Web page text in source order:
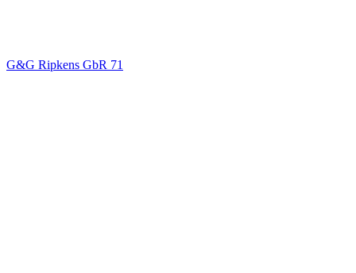
G&G Ripkens GbR 71